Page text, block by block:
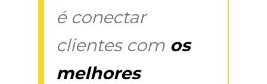
é conectar
clientes com os
melhores